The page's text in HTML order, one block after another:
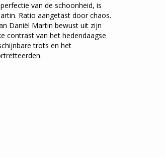
van de schoonheid, is
Ratio aangetast door chaos.
Daniël Martin bewust uit zijn
contrast van het hedendaagse
trots en het